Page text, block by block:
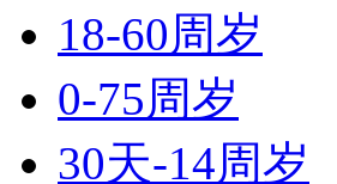
18-60周岁
0-75周岁
30天-14周岁